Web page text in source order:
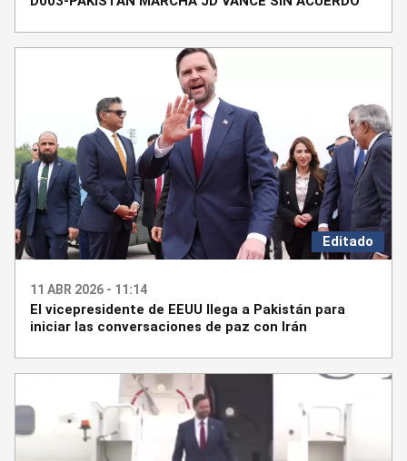
Editado
11 ABR 2026 - 11:14
El vicepresidente de EEUU llega a Pakistán para
iniciar las conversaciones de paz con Irán